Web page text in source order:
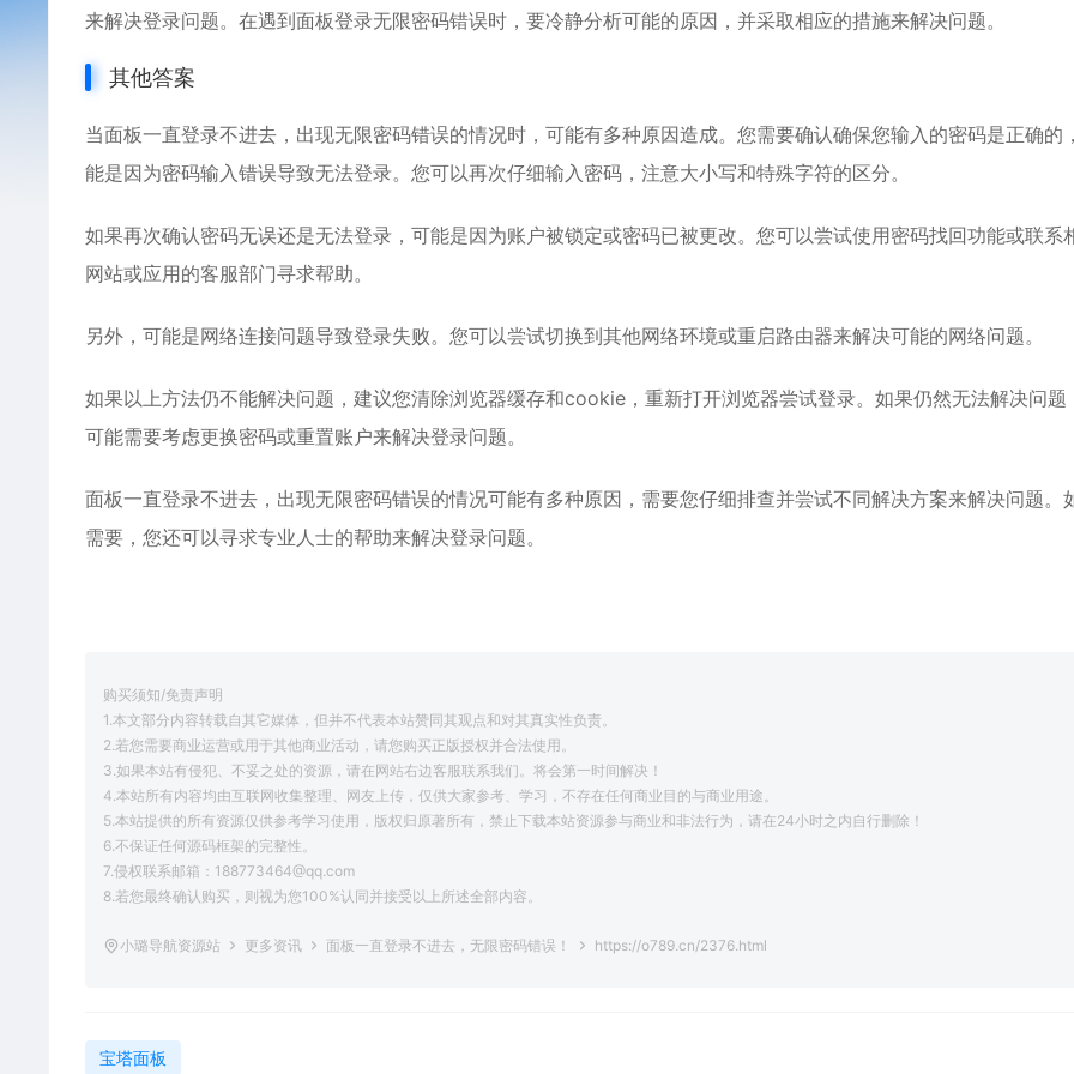
来解决登录问题。在遇到面板登录无限密码错误时，要冷静分析可能的原因，并采取相应的措施来解决问题。
其他答案
当面板一直登录不进去，出现无限密码错误的情况时，可能有多种原因造成。您需要确认确保您输入的密码是正确的
能是因为密码输入错误导致无法登录。您可以再次仔细输入密码，注意大小写和特殊字符的区分。
如果再次确认密码无误还是无法登录，可能是因为账户被锁定或密码已被更改。您可以尝试使用密码找回功能或联系
网站或应用的客服部门寻求帮助。
另外，可能是网络连接问题导致登录失败。您可以尝试切换到其他网络环境或重启路由器来解决可能的网络问题。
如果以上方法仍不能解决问题，建议您清除浏览器缓存和cookie，重新打开浏览器尝试登录。如果仍然无法解决问题
可能需要考虑更换密码或重置账户来解决登录问题。
面板一直登录不进去，出现无限密码错误的情况可能有多种原因，需要您仔细排查并尝试不同解决方案来解决问题。
需要，您还可以寻求专业人士的帮助来解决登录问题。
购买须知/免责声明
1.本文部分内容转载自其它媒体，但并不代表本站赞同其观点和对其真实性负责。
2.若您需要商业运营或用于其他商业活动，请您购买正版授权并合法使用。
3.如果本站有侵犯、不妥之处的资源，请在网站右边客服联系我们。将会第一时间解决！
4.本站所有内容均由互联网收集整理、网友上传，仅供大家参考、学习，不存在任何商业目的与商业用途。
5.本站提供的所有资源仅供参考学习使用，版权归原著所有，禁止下载本站资源参与商业和非法行为，请在24小时之内自行删除！
6.不保证任何源码框架的完整性。
7.侵权联系邮箱：188773464@qq.com
8.若您最终确认购买，则视为您100%认同并接受以上所述全部内容。
小璐导航资源站 更多资讯 面板一直登录不进去，无限密码错误！ https://o789.cn/2376.html
宝塔面板